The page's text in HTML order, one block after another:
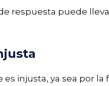
respuesta puede
injusta, ya sea por